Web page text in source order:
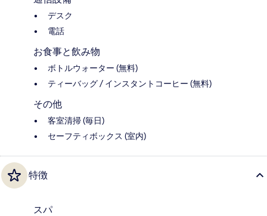
デスク
電話
お食事と飲み物
ボトルウォーター (無料)
ティーバッグ / インスタントコーヒー (無料)
その他
客室清掃 (毎日)
セーフティボックス (室内)
特徴
スパ